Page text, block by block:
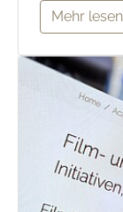
Mehr lesen